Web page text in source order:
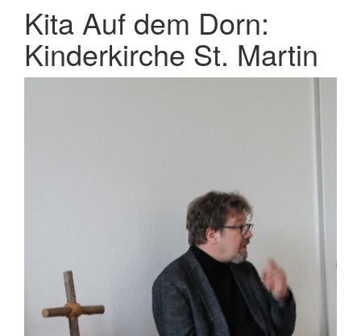
Kita Auf dem Dorn:
Kinderkirche St. Martin